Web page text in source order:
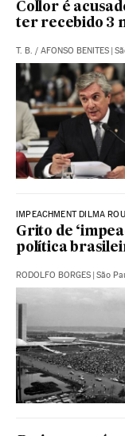
Collor é
ter recebido 3
T. B. / AFONSO BENITES |
IMPEACHMENT DILMA
Grito de
política
RODOLFO BORGES | São